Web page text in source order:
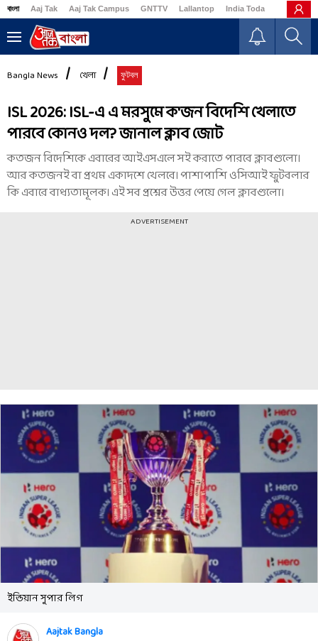
বাংলা Aaj Tak Aaj Tak Campus GNTTV Lallantop India Today Business
Bangla News খেলা ফুটবল
ISL 2026: ISL-এ এ মরসুমে ক'জন বিদেশি খেলাতে
পারবে কোনও দল? জানাল ক্লাব জোট
কতজন বিদেশিকে এবারের আইএসএলে সই করাতে পারবে ক্লাবগুলো।
আর কতজনই বা প্রথম একাদশে খেলবে। পাশাপাশি ওসিআই ফুটবলার
কি এবারে বাধ্যতামূলক। এই সব প্রশ্নের উত্তর পেয়ে গেল ক্লাবগুলো।
ADVERTISEMENT
ইন্ডিয়ান সুপার লিগ
Aajtak Bangla